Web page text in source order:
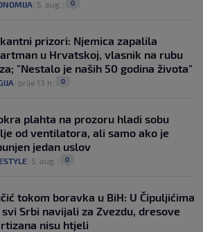
5. aug. 0
prizori: Njemica zapalila
u Hrvatskoj, vlasnik na rubu
"Nestalo je naših 50 godina života"
prije 13 h 0
plahta na prozoru hladi sobu
od ventilatora, ali samo ako je
jedan uslov
5. aug. 0
tokom boravka u BiH: U Čipuljićima
svi Srbi navijali za Zvezdu, dresove
nisu htjeli